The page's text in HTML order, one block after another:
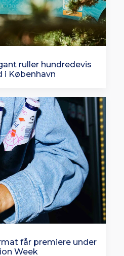
ruller hundredevis
i København
får premiere under
Week